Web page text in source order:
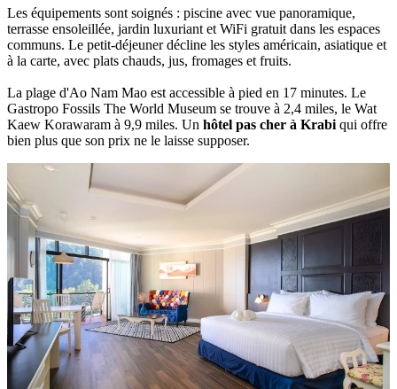
Les équipeme‎nts sont soignés : piscine avec vue panoramique,
terrasse ensoleillée, jardin luxuriant et‎ WiFi gratuit dans les espaces
communs. Le petit-déjeuner décline les styles américain,‎ asiatique et
à la carte, avec plats chauds, jus, fromages et fruits.
La plage d'Ao Nam Mao est accessible à pied en 17 minutes. Le
Gastropo Fossils The World Museum‎ se trouve à 2,4 miles, le Wat
Kaew Korawaram à 9,9 miles. Un hôtel pas cher à Krabi qui‎ offre
bien plus que son prix ne le laisse supposer.